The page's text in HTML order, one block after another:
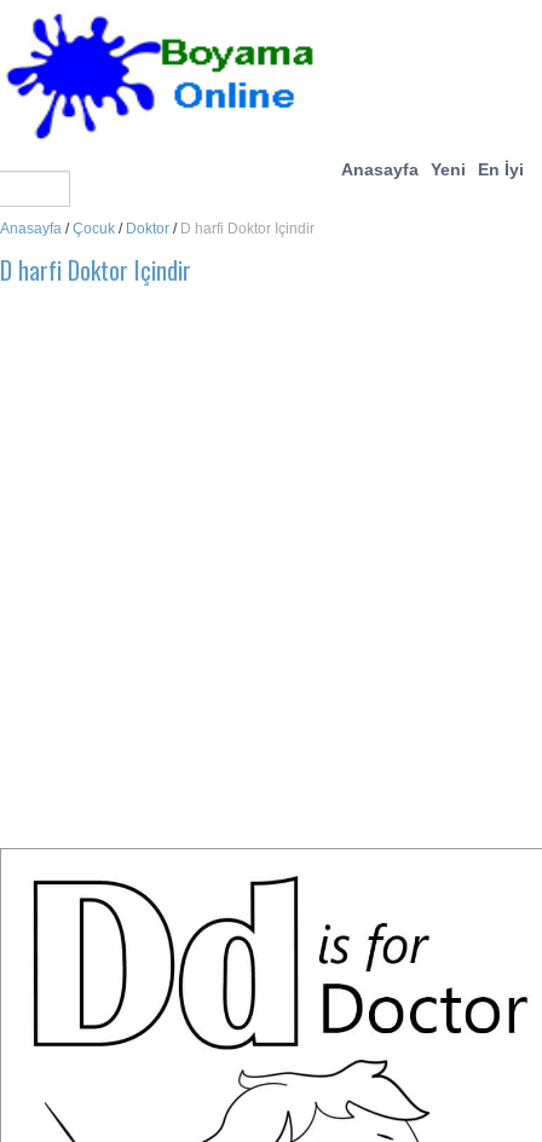
Anasayfa Yeni En İyi
Anasayfa /Çocuk / Doktor / D harfi Doktor Içindir
D harfi Doktor Içindir